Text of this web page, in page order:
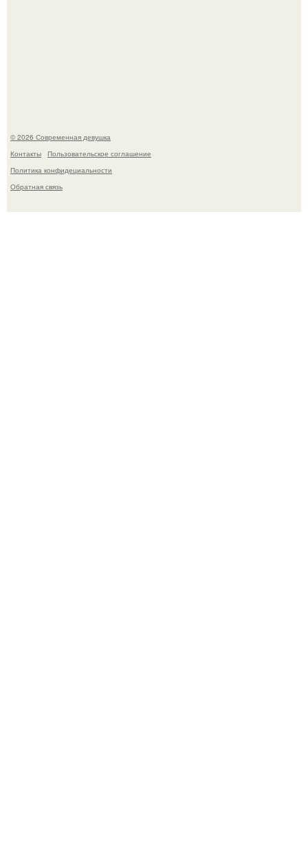
© 2026 Современная девушка
Контакты
Пользовательское соглашение
Политика конфидециальности
Обратная связь